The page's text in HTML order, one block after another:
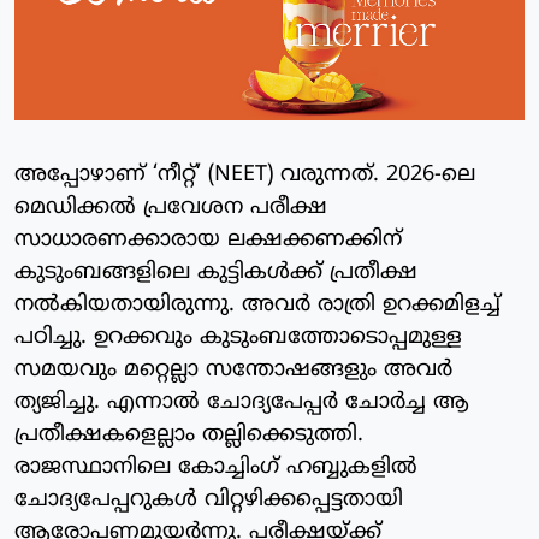
അപ്പോഴാണ് ‘നീറ്റ്’ (NEET) വരുന്നത്. 2026-ലെ
മെഡിക്കൽ പ്രവേശന പരീക്ഷ
സാധാരണക്കാരായ ലക്ഷക്കണക്കിന്
കുടുംബങ്ങളിലെ കുട്ടികൾക്ക് പ്രതീക്ഷ
നൽകിയതായിരുന്നു. അവർ രാത്രി ഉറക്കമിളച്ച്
പഠിച്ചു. ഉറക്കവും കുടുംബത്തോടൊപ്പമുള്ള
സമയവും മറ്റെല്ലാ സന്തോഷങ്ങളും അവർ
ത്യജിച്ചു. എന്നാൽ ചോദ്യപേപ്പർ ചോർച്ച ആ
പ്രതീക്ഷകളെല്ലാം തല്ലിക്കെടുത്തി.
രാജസ്ഥാനിലെ കോച്ചിംഗ് ഹബ്ബുകളിൽ
ചോദ്യപേപ്പറുകൾ വിറ്റഴിക്കപ്പെട്ടതായി
ആരോപണമുയർന്നു. പരീക്ഷയ്ക്ക്